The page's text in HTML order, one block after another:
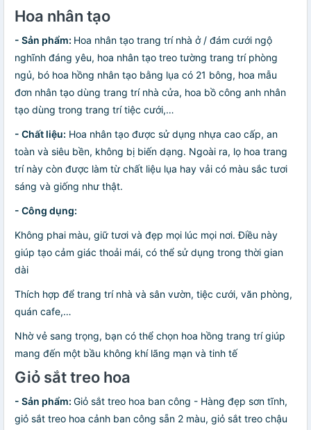
Hoa nhân tạo
- Sản phẩm: Hoa nhân tạo trang trí nhà ở / đám cưới ngộ
nghĩnh đáng yêu, hoa nhân tạo treo tường trang trí phòng
ngủ, bó hoa hồng nhân tạo bằng lụa có 21 bông, hoa mẫu
đơn nhân tạo dùng trang trí nhà cửa, hoa bồ công anh nhân
tạo dùng trong trang trí tiệc cưới,…
- Chất liệu: Hoa nhân tạo được sử dụng nhựa cao cấp, an
toàn và siêu bền, không bị biến dạng. Ngoài ra, lọ hoa trang
trí này còn được làm từ chất liệu lụa hay vải có màu sắc tươi
sáng và giống như thật.
- Công dụng:
Không phai màu, giữ tươi và đẹp mọi lúc mọi nơi. Điều này
giúp tạo cảm giác thoải mái, có thể sử dụng trong thời gian
dài
Thích hợp để trang trí nhà và sân vườn, tiệc cưới, văn phòng,
quán cafe,…
Nhờ vẻ sang trọng, bạn có thể chọn hoa hồng trang trí giúp
mang đến một bầu không khí lãng mạn và tinh tế
Giỏ sắt treo hoa
- Sản phẩm: Giỏ sắt treo hoa ban công - Hàng đẹp sơn tĩnh,
giỏ sắt treo hoa cảnh ban công sẵn 2 màu, giỏ sắt treo chậu